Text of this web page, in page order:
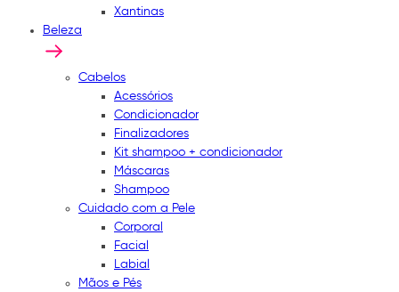
Xantinas
Beleza
Cabelos
Acessórios
Condicionador
Finalizadores
Kit shampoo + condicionador
Máscaras
Shampoo
Cuidado com a Pele
Corporal
Facial
Labial
Mãos e Pés